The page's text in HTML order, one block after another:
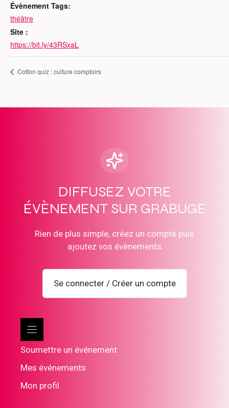
Évènement Tags:
théâtre
Site :
https://bit.ly/43RSxaL
Cotton quiz : culture comptoirs
DIFFUSEZ VOTRE
ÉVÈNEMENT SUR GRABUGE
Rien de plus simple, créez un compte puis
ajoutez vos évènements
Se connecter / Créer un compte
Soumettre un événement
Mes événements
Mon profil